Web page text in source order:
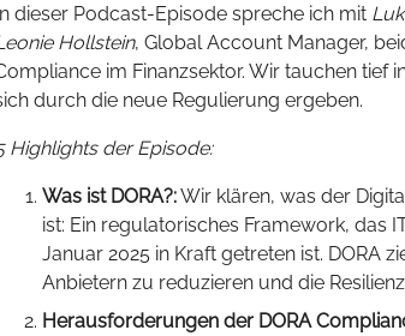
dieser Podcast-Episode spreche ich mit
Hollstein, Global Account Manager,
im Finanzsektor. Wir tauchen tief
durch die neue Regulierung ergeben.
Highlights der Episode:
Was ist DORA?:Wir klären, was der
ist: Ein regulatorisches Framework, das
Januar 2025 in Kraft getreten ist. DORA
Anbietern zu reduzieren und die
Herausforderungen der DORA